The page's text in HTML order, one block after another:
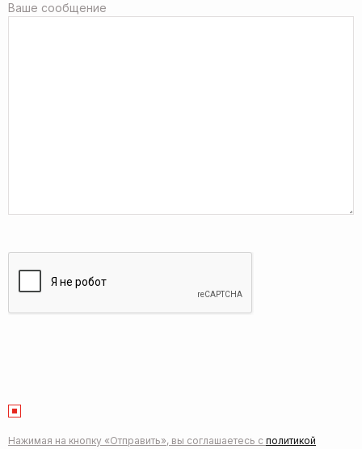
Ваше сообщение
Нажимая на кнопку «Отправить», вы соглашаетесь с политикой